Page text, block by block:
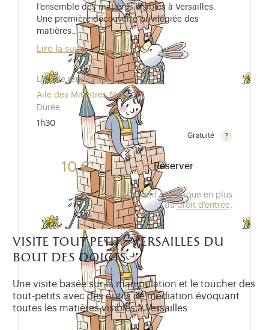
l’ensemble des matières visibles à Versailles.
Une première découverte privilégiée des
matières…
Lire la suite
Lieu de rendez-vous
Aile des Ministres Nord
Durée
1h30
Gratuité
Gratuit pour les enfants de moins de 10 ans.Tarif
10 € Réserver
Ce tarif s'applique en plus
dudroit d'entrée.
visite tout petit - versailles du
bout des doigts
Une visite basée sur la manipulation et le toucher des
tout-petits avec des outils de médiation évoquant
toutes les matières visibles à Versailles